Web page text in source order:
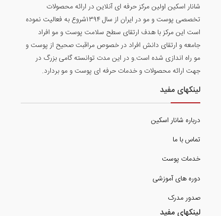
شانار اسکین اولین مرکز حرفه ای آنلاین در ارائه محصولات
تخصصی پوست و مو در ایران از سال ۱۳۹۴شروع به فعالیت نموده
است این مرکز با هدف ارتقای سطح سلامت پوست و مو افراد
جامعه و ارتقای دانش افراد در خصوص مراقبت صحیح از پوست و
مو راه اندازی شده است.و در این مدت توانسته گامی بزرگ در
جهت ارائه محصولات و خدمات حرفه ای پوست و مو بردارد.
لینکهای مفید
درباره شانار اسکین
تماس با ما
خدمات پوست
دوره های آموزشی
صدور مدرک
لینکهای مفید